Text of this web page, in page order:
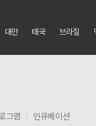
대만 태국 브라질
그램 인큐베이션